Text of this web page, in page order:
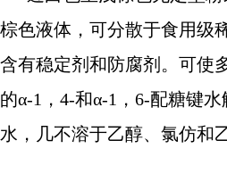
棕色液体，可分散于食用级
含有稳定剂和防腐剂。可使
的α-1，4-和α-1，6-配糖键
水，几不溶于乙醇、氯仿和